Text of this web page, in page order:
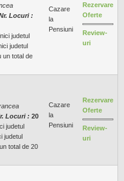
Locuri :
judetul
judetul
un total de
Cazare
la
Pensiuni
Rezervare
Oferte
Review-
uri
Locuri : 20
judetul
judetul
total de 20
Cazare
la
Pensiuni
Rezervare
Oferte
Review-
uri